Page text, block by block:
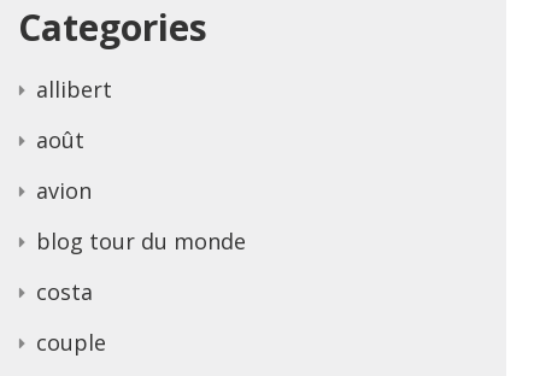
Categories
allibert
août
avion
blog tour du monde
costa
couple